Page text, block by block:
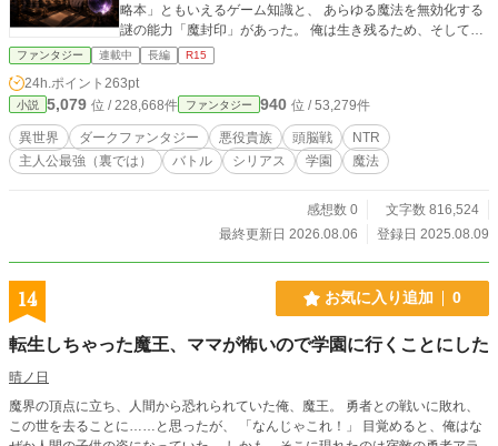
略本」ともいえるゲーム知識と、 あらゆる魔法を無効化する
謎の能力「魔封印」があった。 俺は生き残るため、そしてい
ずれ世界を手中に収めるため、 悪役貴族の立場を最大限に利
用する。 傲慢な公爵を脅迫で黙らせ、「光の聖女」である生
徒会長を秘密の首輪で調教し、自分の駒へと堕とす。 さらに
は、三年後の大戦を見据え、ゲームの主人公である王子と俺
の婚約者との「禁断の恋」を裏で演出し、王家を揺さぶるス
キャンダルの種を蒔いていく。 これは、魔力ゼロという最悪
の状況から、知略と謀略、そして非情な選択を武器に、 勇者
作品です。こちらでも順次投稿していきます。
ファンタジー 連載中 長編 R15
24h.ポイント 263pt
小説 5,079 位 / 228,668件 ファンタジー 940 位 / 53,279件
異世界 ダークファンタジー 悪役貴族 頭脳戦
NTR
主人公最強（裏では）
バトル シリアス 学園 魔法
感想数 0
文字数 816,524
最終更新日 2026.08.06
登録日 2025.08.09
14 お気に入り追加 0
転生しちゃった魔王、ママが怖いので学園に行くことにした
晴ノ日
魔界の頂点に立ち、人間から恐れられていた俺、魔王。 勇者との戦いに敗れ、
この世を去ることに……と思ったが、 「なんじゃこれ！」 目覚めると、俺はな